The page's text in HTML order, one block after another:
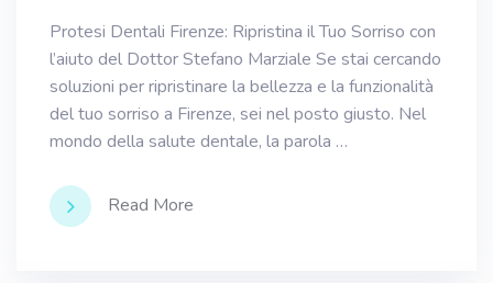
Protesi Dentali Firenze: Ripristina il Tuo Sorriso con
l’aiuto del Dottor Stefano Marziale Se stai cercando
soluzioni per ripristinare la bellezza e la funzionalità
del tuo sorriso a Firenze, sei nel posto giusto. Nel
mondo della salute dentale, la parola …
Read More